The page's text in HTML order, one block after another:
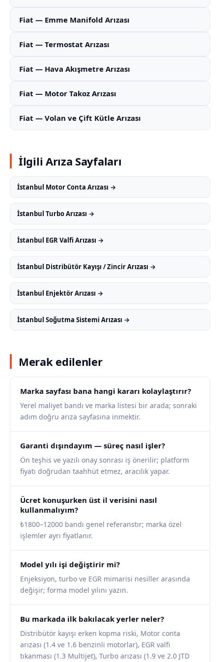
Fiat — Emme Manifold Arızası
Fiat — Termostat Arızası
Fiat — Hava Akışmetre Arızası
Fiat — Motor Takoz Arızası
Fiat — Volan ve Çift Kütle Arızası
İlgili Arıza Sayfaları
İstanbul Motor Conta Arızası →
İstanbul Turbo Arızası →
İstanbul EGR Valfi Arızası →
İstanbul Distribütör Kayışı / Zincir Arızası →
İstanbul Enjektör Arızası →
İstanbul Soğutma Sistemi Arızası →
Merak edilenler
Marka sayfası bana hangi kararı kolaylaştırır?
Yerel maliyet bandı ve marka listesi bir arada; sonraki
adım doğru arıza sayfasına inmektir.
Garanti dışındayım — süreç nasıl işler?
Ön teşhis ve yazılı onay sonrası iş önerilir; platform
fiyatı doğrudan taahhüt etmez, aracılık yapar.
Ücret konuşurken üst il verisini nasıl
kullanmalıyım?
₺1800–12000 bandı genel referanstır; marka özel
işlemler ayrı fiyatlanır.
Model yılı işi değiştirir mi?
Enjeksiyon, turbo ve EGR mimarisi nesiller arasında
değişir; forma model yılını yazın.
Bu markada ilk bakılacak yerler neler?
Distribütör kayışı erken kopma riski, Motor conta
arızası (1.4 ve 1.6 benzinli motorlar), EGR valfi
tıkanması (1.3 Multijet), Turbo arızası (1.9 ve 2.0 JTD